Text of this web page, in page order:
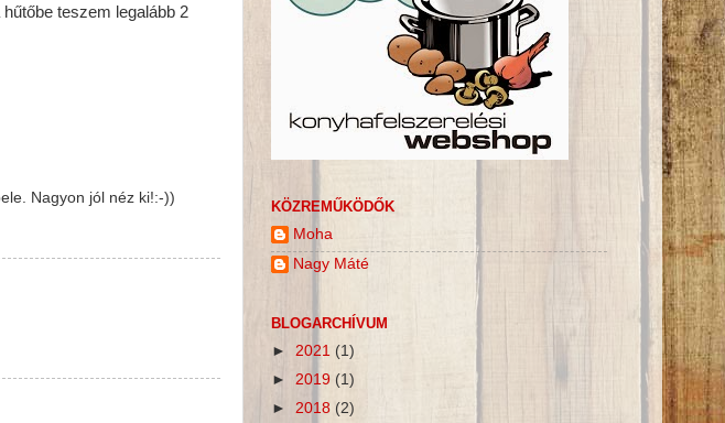
teszem legalább 2
Nagyon jól néz ki!:-))
KÖZREMŰKÖDŐK
Moha
Nagy Máté
BLOGARCHÍVUM
► 2021 (1)
► 2019 (1)
► 2018 (2)